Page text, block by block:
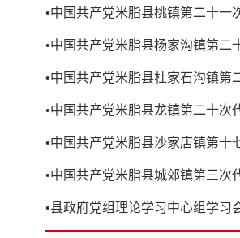
•中国共产党米脂县桃镇第二十一
•中国共产党米脂县杨家沟镇第二
•中国共产党米脂县杜家石沟镇第
•中国共产党米脂县龙镇第二十次
•中国共产党米脂县沙家店镇第十
•中国共产党米脂县城郊镇第三次
•县政府党组理论学习中心组学习
第8次党组（扩大）会议召开